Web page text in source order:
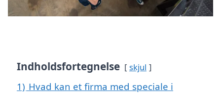
Indholdsfortegnelse skjul
1) Hvad kan et firma med speciale i